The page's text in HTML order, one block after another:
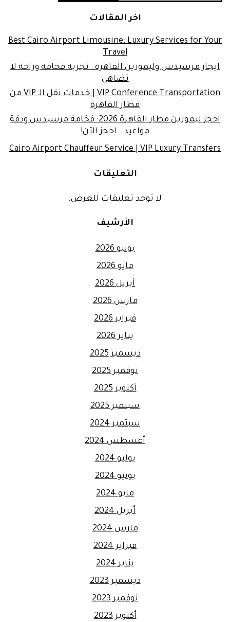
اخر المقالات
Best Cairo Airport Limousine: Luxury Services for Your
Travel
ايجار مرسيدس وليموزين القاهرة : تجربة فخامة وراحة لا
تضاهى
VIP Conference Transportation | خدمات نقل الـ VIP من
مطار القاهرة
احجز ليموزين مطار القاهرة 2026: فخامة مرسيدس ودقة
مواعيد.. احجز الآن!
Cairo Airport Chauffeur Service | VIP Luxury Transfers
التعليقات
لا توجد تعليقات للعرض.
الأرشيف
يونيو 2026
مايو 2026
أبريل 2026
مارس 2026
فبراير 2026
يناير 2026
ديسمبر 2025
نوفمبر 2025
أكتوبر 2025
سبتمبر 2025
سبتمبر 2024
أغسطس 2024
يوليو 2024
يونيو 2024
مايو 2024
أبريل 2024
مارس 2024
فبراير 2024
يناير 2024
ديسمبر 2023
نوفمبر 2023
أكتوبر 2023